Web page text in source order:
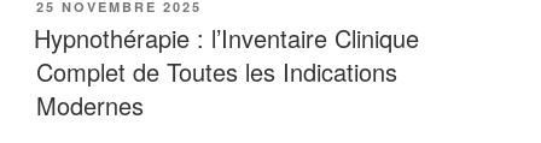
PUBLIÉ
LE
25 NOVEMBRE 2025
Hypnothérapie : l’Inventaire Clinique
Complet de Toutes les Indications
Modernes